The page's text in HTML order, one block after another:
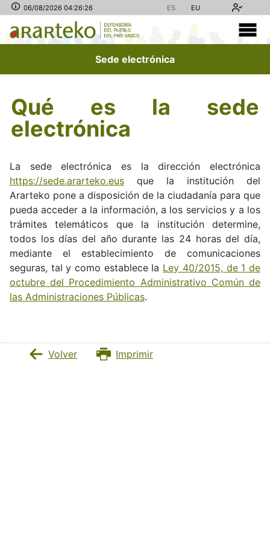
06/08/2026 04:26:26 ES EU
Sede electrónica
Qué es la sede
electrónica
La sede electrónica es la dirección electrónica
https://sede.ararteko.eus que la institución del
Ararteko pone a disposición de la ciudadanía para que
pueda acceder a la información, a los servicios y a los
trámites telemáticos que la institución determine,
todos los días del año durante las 24 horas del día,
mediante el establecimiento de comunicaciones
seguras, tal y como establece la Ley 40/2015, de 1 de
octubre del Procedimiento Administrativo Común de
las Administraciones Públicas.
Volver Imprimir